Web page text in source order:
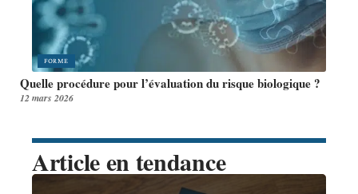
FORME
Quelle procédure pour l’évaluation du risque biologique ?
12 mars 2026
Article en tendance